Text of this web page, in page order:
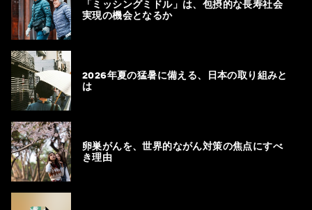
「ミッシングミドル」は、包摂的な長寿社会
実現の機会となるか
2026年夏の猛暑に備える、日本の取り組みと
は
卵巣がんを、世界的ながん対策の焦点にすべ
き理由